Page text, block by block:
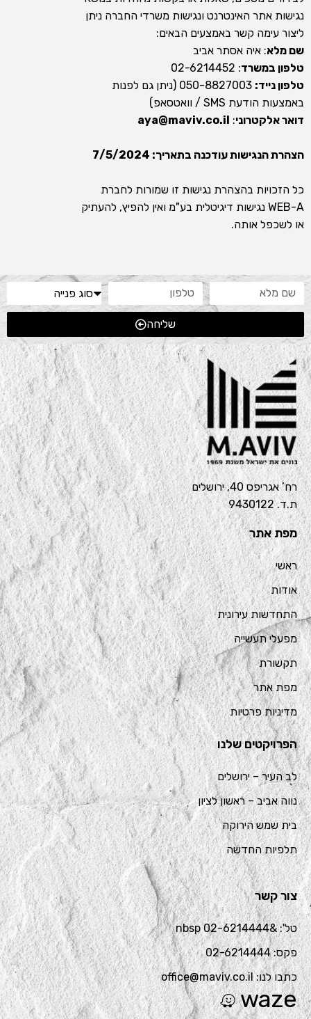
נגישות אתר האינטרנט ונגישות משרדי החברה ניתן
ליצור עימה קשר באמצעים הבאים:
שם מלא: איה אסתר אביב
טלפון במשרד: 02-6214452
טלפון נייד:
050-8827003 (ניתן גם לפנות
באמצעות הודעת SMS / וואטסאפ)
דואר אלקטרוני:
aya@maviv.co.il
הצהרת הנגישות עודכנה בתאריך: 7/5/2024
כל הזכויות בהצהרת נגישות זו שמורות לחברת
WEB-A נגישות דיגיטלית בע"מ ואין להפיץ, להעתיק
או לשכפל אותה.
שליחה
רח’ אגריפס 40, ירושלים
ת.ד. 9430122
מפת אתר
ראשי
אודות
התחדשות עירונית
מפעלי תעשייה
תקשורת
מפת אתר
מדיניות פרטיות
הפרויקטים שלנו
לב העיר – ירושלים
נווה אביב – ראשון לציון
בית שמש הירוקה
תלפיות החדשה
צור קשר
טל': &nbsp 02-6214444
פקס: 02-6214444
כתבו לנו: office@maviv.co.il
waze